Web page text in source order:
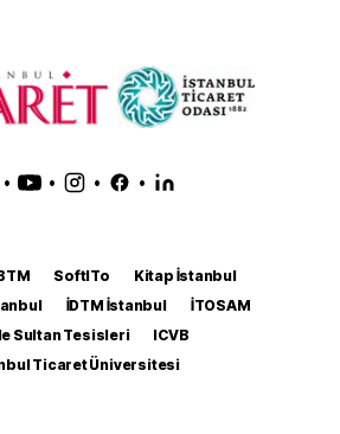
• • • •
SoftITo
Kitap İstanbul
İDTM İstanbul
İTOSAM
Sultan Tesisleri
ICVB
Ticaret Üniversitesi